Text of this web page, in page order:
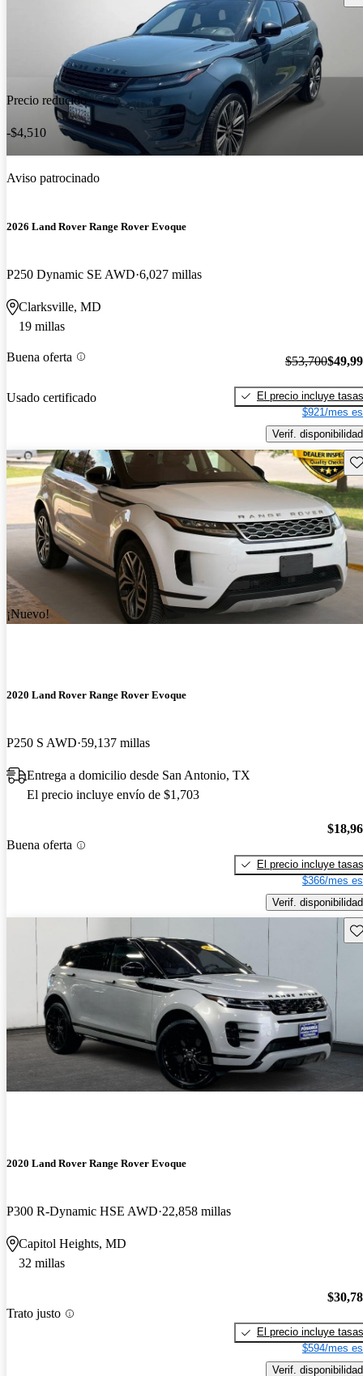
Precio reducido
-$4,510
Aviso patrocinado
2026 Land Rover Range Rover Evoque
P250 Dynamic SE AWD 6,027 millas
Clarksville, MD
19 millas
Buena oferta
Usado certificado
$53,700
El precio incluye tasas
$921/mes
Verif. disponibilidad
¡Nuevo!
2020 Land Rover Range Rover Evoque
P250 S AWD 59,137 millas
Entrega a domicilio desde San Antonio, TX
El precio incluye envío de $1,703
Buena oferta
El precio incluye tasas
$366/mes
Verif. disponibilidad
2020 Land Rover Range Rover Evoque
P300 R-Dynamic HSE AWD 22,858 millas
Capitol Heights, MD
32 millas
Trato justo
El precio incluye tasas
$594/mes
Verif. disponibilidad